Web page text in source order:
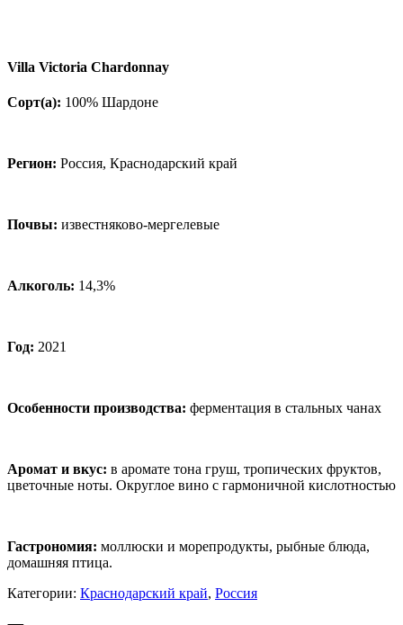
Villa Victoria Chardonnay
Сорт(а): 100% Шардоне
Регион: Россия, Краснодарский край
Почвы: известняково-мергелевые
Алкоголь: 14,3%
Год: 2021
Особенности производства: ферментация в стальных чанах
Аромат и вкус: в аромате тона груш, тропических фруктов,
цветочные ноты. Округлое вино с гармоничной кислотностью
Гастрономия: моллюски и морепродукты, рыбные блюда,
домашняя птица.
Категории: Краснодарский край, Россия